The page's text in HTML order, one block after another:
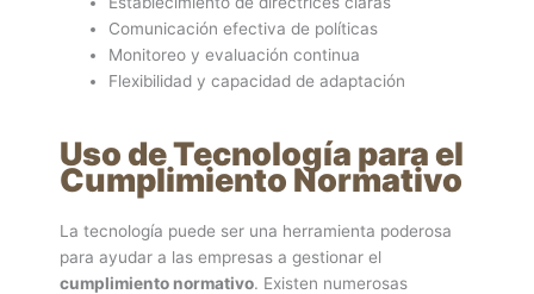
Comunicación efectiva de políticas
Monitoreo y evaluación continua
Flexibilidad y capacidad de adaptación
Uso de Tecnología para el
Cumplimiento Normativo
La tecnología puede ser una herramienta poderosa
para ayudar a las empresas a gestionar el
cumplimiento normativo. Existen numerosas